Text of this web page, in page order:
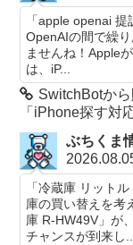
「apple openai
OpenAIの間で繰
ませんね！Apple
は、iP...
SwitchBotか
「iPhone探す対
ぶちくま
「冷蔵庫 リット
庫の買い替えを考
庫 R-HW49V」が
チャンスが到来し...